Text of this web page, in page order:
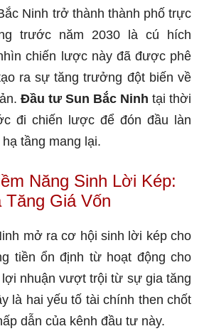
Ninh trở thành thành phố trực
trước năm 2030 là cú hích
chiến lược này đã được phê
ra sự tăng trưởng đột biến về
Đầu tư Sun Bắc Ninh tại thời
đi chiến lược để đón đầu làn
tầng mang lại.
Năng Sinh Lời Kép:
Tăng Giá Vốn
mở ra cơ hội sinh lời kép cho
tiền ổn định từ hoạt động cho
nhuận vượt trội từ sự gia tăng
là hai yếu tố tài chính then chốt
dẫn của kênh đầu tư này.